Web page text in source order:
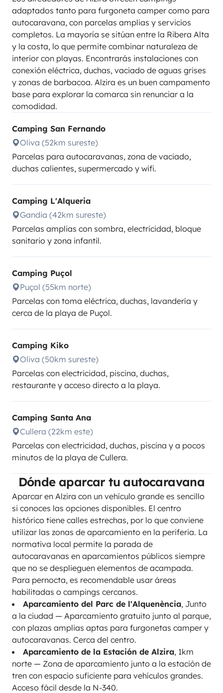
adaptados tanto para furgoneta camper como para
autocaravana, con parcelas amplias y servicios
completos. La mayoría se sitúan entre la Ribera Alta
y la costa, lo que permite combinar naturaleza de
interior con playas. Encontrarás instalaciones con
conexión eléctrica, duchas, vaciado de aguas grises
y zonas de barbacoa. Alzira es un buen campamento
base para explorar la comarca sin renunciar a la
comodidad.
Camping San Fernando
Oliva (52km sureste)
Parcelas para autocaravanas, zona de vaciado,
duchas calientes, supermercado y wifi.
Camping L'Alqueria
Gandia (42km sureste)
Parcelas amplias con sombra, electricidad, bloque
sanitario y zona infantil.
Camping Puçol
Puçol (55km norte)
Parcelas con toma eléctrica, duchas, lavandería y
cerca de la playa de Puçol.
Camping Kiko
Oliva (50km sureste)
Parcelas con electricidad, piscina, duchas,
restaurante y acceso directo a la playa.
Camping Santa Ana
Cullera (22km este)
Parcelas con electricidad, duchas, piscina y a pocos
minutos de la playa de Cullera.
Dónde aparcar tu autocaravana
Aparcar en Alzira con un vehículo grande es sencillo
si conoces las opciones disponibles. El centro
histórico tiene calles estrechas, por lo que conviene
utilizar las zonas de aparcamiento en la periferia. La
normativa local permite la parada de
autocaravanas en aparcamientos públicos siempre
que no se desplieguen elementos de acampada.
Para pernocta, es recomendable usar áreas
habilitadas o campings cercanos.
Aparcamiento del Parc de l'Alquenència, Junto
a la ciudad — Aparcamiento gratuito junto al parque,
con plazas amplias aptas para furgonetas camper y
autocaravanas. Cerca del centro.
Aparcamiento de la Estación de Alzira, 1km
norte — Zona de aparcamiento junto a la estación de
tren con espacio suficiente para vehículos grandes.
Acceso fácil desde la N-340.